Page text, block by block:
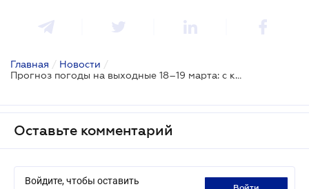
Главная / Новости /
Прогноз погоды на выходные 18–19 марта: с каждым днем будет становиться теплее
Оставьте комментарий
Войдите, чтобы оставить